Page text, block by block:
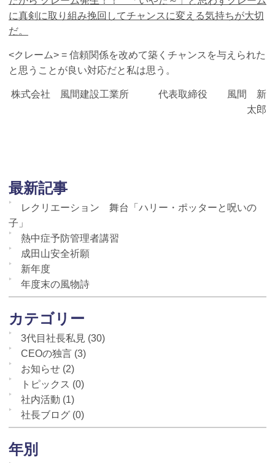
に真剣に取り組み挽回してチャンスに変える気持ちが大切
だ。
<クレーム> = 信頼関係を改めて築くチャンスを与えられた
と思うことが良い対応だと私は思う。
株式会社 風間建設工業所 代表取締役 風間 新
太郎
最新記事
レクリエーション 舞台「ハリー・ポッターと呪いの
子」
熱中症予防管理者講習
成田山安全祈願
新年度
年度末の風物詩
カテゴリー
3代目社長私見 (30)
CEOの独言 (3)
お知らせ (2)
トピックス (0)
社内活動 (1)
社長ブログ (0)
年別